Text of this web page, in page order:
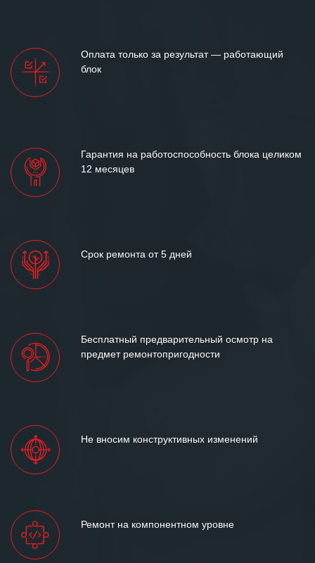
Оплата только за результат — работающий
блок
Гарантия на работоспособность блока целиком
12 месяцев
Срок ремонта от 5 дней
Бесплатный предварительный осмотр на
предмет ремонтопригодности
Не вносим конструктивных изменений
Ремонт на компонентном уровне